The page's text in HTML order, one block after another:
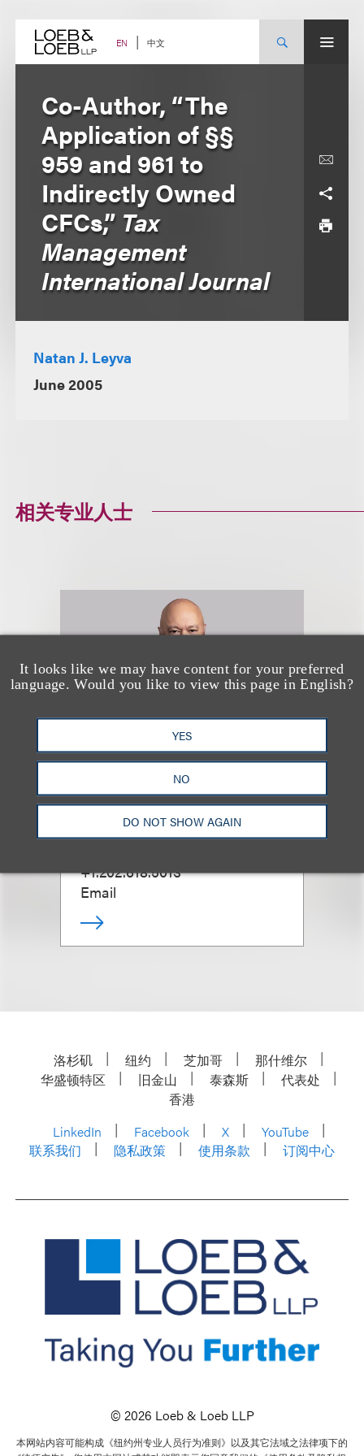
content EN 中文
It looks like we may have content for your preferred
language. Would you like to view this page in English?
YES
NO
DO NOT SHOW AGAIN
Co-Author, “The
Application of §§
959 and 961 to
Indirectly Owned
CFCs,” Tax
Management
International Journal
Natan J. Leyva
June 2005
相关专业人士
Natan J. Leyva
合伙人
+1.202.618.5013
Email
洛杉矶 纽约 芝加哥
那什维尔
华盛顿特区
旧金山 泰森斯
代表处
香港
LinkedIn
Facebook X
YouTube
联系我们
隐私政策 使用条款 订阅中心
© 2026 Loeb & Loeb LLP
本网站内容可能构成《纽约州专业人员行为准则》以及其它法域之法律项下的